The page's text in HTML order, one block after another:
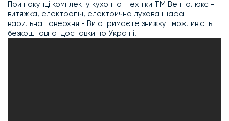
При покупці комплекту кухонної техніки ТМ Вентолюкс -
витяжка, електропіч, електрична духова шафа і
варильна поверхня - Ви отримаєте знижку і можливість
безкоштовної доставки по Україні.